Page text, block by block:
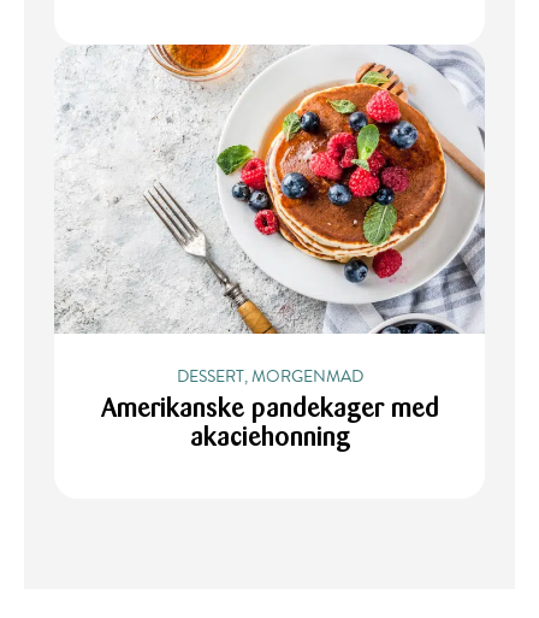
DESSERT, MORGENMAD
Amerikanske pandekager med
akaciehonning